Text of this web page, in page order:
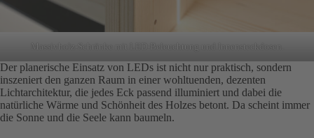
Massivholz-Schränke mit LED-Beleuchtung und Innensteckdosen.
Der planerische Einsatz von LEDs ist nicht nur praktisch, sondern
inszeniert den ganzen Raum in einer wohltuenden, dezenten
Lichtarchitektur, die jedes Eck passend illuminiert und dabei die
natürliche Wärme und Schönheit des Holzes betont. Da scheint immer
die Sonne und die Seele kann baumeln.